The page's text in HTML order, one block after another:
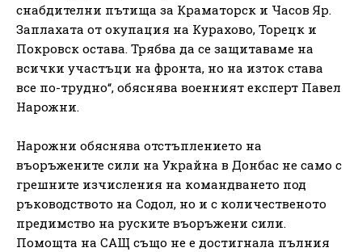
снабдителни пътища за Краматорск и Часов Яр.
Заплахата от окупация на Курахово, Торецк и
Покровск остава. Трябва да се защитаваме на
всички участъци на фронта, но на изток става
все по-трудно“, обяснява военният експерт Павел
Нарожни.
Нарожни обяснява отстъплението на
въоръжените сили на Украйна в Донбас не само с
грешните изчисления на командването под
ръководството на Содол, но и с количественото
предимство на руските въоръжени сили.
Помощта на САЩ също не е достигнала пълния